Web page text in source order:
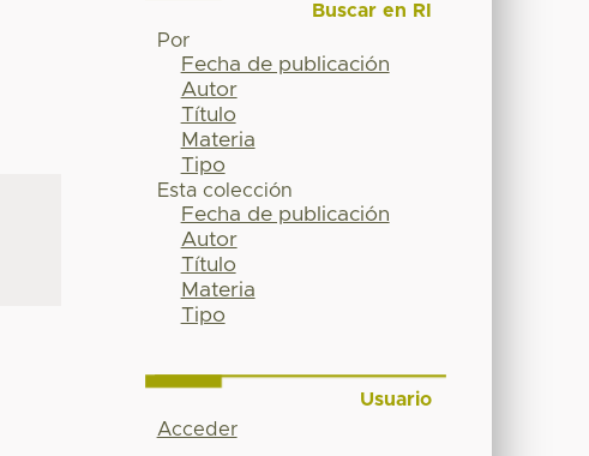
Buscar en RI
Por
Fecha de publicación
Autor
Título
Materia
Tipo
Esta colección
Fecha de publicación
Autor
Título
Materia
Tipo
Usuario
Acceder